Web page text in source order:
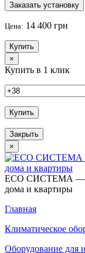
Заказать установку
Цена: 14 400 грн
Купить
×
Купить в 1 клик
Купить
Закрыть
×
ECO СИСТЕМА —
дома и квартиры
Главная
Климатическое
Оборудование для